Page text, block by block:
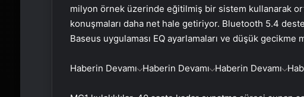
milyon örnek üzerinde eğitilmiş bir sistem kullanarak
konuşmaları daha net hale getiriyor. Bluetooth 5.4
Baseus uygulaması EQ ayarlamaları ve düşük gecikme
Haberin Devamı Haberin Devamı Haberin Devamı